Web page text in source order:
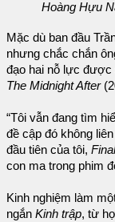
Hoàng Hựu
Mặc dù ban đầu
nhưng chắc chắn
đạo hai nỗ lực được
The Midnight After
“Tôi vẫn đang tìm
đề cập đó không
đầu tiên của tôi,
con ma trong phim
Kinh nghiệm làm
ngắn Kinh trập, từ